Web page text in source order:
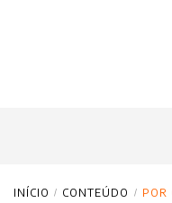
INÍCIO / CONTEÚDO / POR